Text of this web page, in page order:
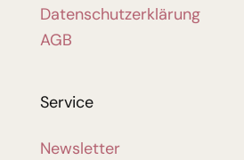
Datenschutzerklärung
AGB
Service
Newsletter